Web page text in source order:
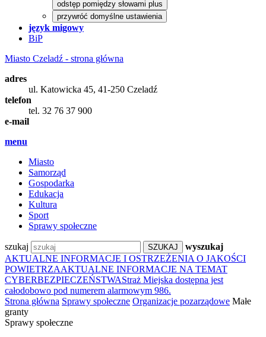
odstęp pomiędzy słowami plus
przywróć domyślne ustawienia
język migowy
BiP
Miasto Czeladź - strona główna
adres
ul. Katowicka 45, 41-250 Czeladź
telefon
tel. 32 76 37 900
e-mail
menu
Miasto
Samorząd
Gospodarka
Edukacja
Kultura
Sport
Sprawy społeczne
szukaj
wyszukaj
AKTUALNE INFORMACJE I OSTRZEŻENIA O JAKOŚCI
POWIETRZAAKTUALNE INFORMACJE NA TEMAT
CYBERBEZPIECZEŃSTWAStraż Miejska dostępna jest
całodobowo pod numerem alarmowym 986.
Strona główna Sprawy społeczne Organizacje pozarządowe Małe
granty
Sprawy społeczne